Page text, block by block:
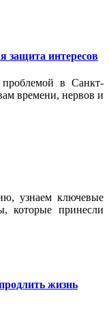
защита интересов
в Санкт-
времени, нервов и
узнаем ключевые
которые принесли
жизнь